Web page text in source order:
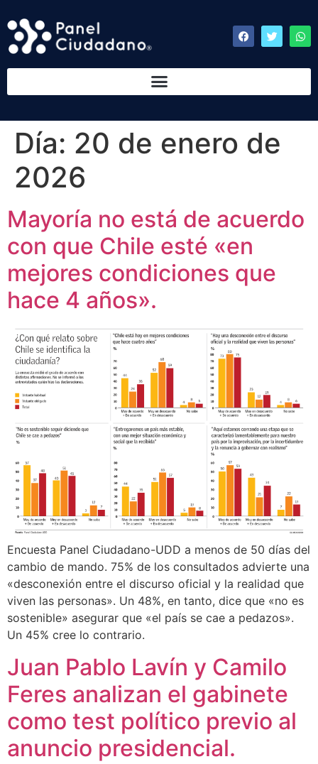
Día: 20 de enero de
2026
Mayoría no está de acuerdo
con que Chile esté «en
mejores condiciones que
hace 4 años».
Encuesta Panel Ciudadano-UDD a menos de 50 días del
cambio de mando. 75% de los consultados advierte una
«desconexión entre el discurso oficial y la realidad que
viven las personas». Un 48%, en tanto, dice que «no es
sostenible» asegurar que «el país se cae a pedazos».
Un 45% cree lo contrario.
Juan Pablo Lavín y Camilo
Feres analizan el gabinete
como test político previo al
anuncio presidencial.